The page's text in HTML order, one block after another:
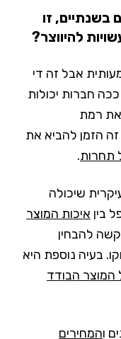
הזנים בשנתיים, זו
להיווצר?
אבל זה די
חברות יכולות
את רמת
הזמן להביא את
תחרות.
שיכולה
בין איכות המוצר
להבחין
בעיה נוספת היא
הבודד
והמחירים